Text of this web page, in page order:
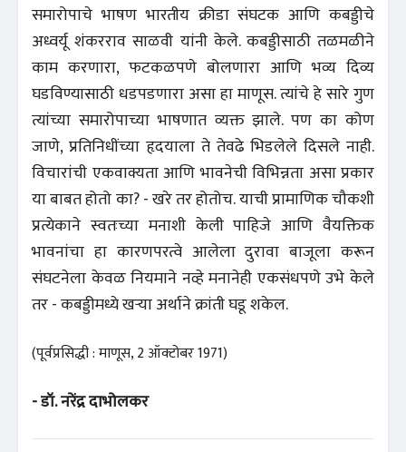
समारोपाचे भाषण भारतीय क्रीडा संघटक आणि कबड्डीचे
अध्वर्यू शंकरराव साळवी यांनी केले. कबड्डीसाठी तळमळीने
काम करणारा, फटकळपणे बोलणारा आणि भव्य दिव्य
घडविण्यासाठी धडपडणारा असा हा माणूस. त्यांचे हे सारे गुण
त्यांच्या समारोपाच्या भाषणात व्यक्त झाले. पण का कोण
जाणे, प्रतिनिधींच्या हृदयाला ते तेवढे भिडलेले दिसले नाही.
विचारांची एकवाक्यता आणि भावनेची विभिन्नता असा प्रकार
या बाबत होतो का? - खरे तर होतोच. याची प्रामाणिक चौकशी
प्रत्येकाने स्वतःच्या मनाशी केली पाहिजे आणि वैयक्तिक
भावनांचा हा कारणपरत्वे आलेला दुरावा बाजूला करून
संघटनेला केवळ नियमाने नव्हे मनानेही एकसंधपणे उभे केले
तर - कबड्डीमध्ये खऱ्या अर्थाने क्रांती घडू शकेल.
(पूर्वप्रसिद्धी : माणूस, 2 ऑक्टोबर 1971)
- डॉ. नरेंद्र दाभोलकर